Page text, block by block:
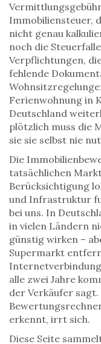
Immobiliensteuer,
nicht genau
noch die
Verpflichtungen,
fehlende
Ferienwohnung in
Deutschland
plötzlich muss die
sie sie selbst nie
Die
tatsächlichen
Berücksichtigung
und Infrastruktur
bei uns. In
in vielen Ländern
günstig wirken –
Supermarkt
alle zwei Jahre
der Verkäufer
erkennt, irrt sich.
Diese Seite